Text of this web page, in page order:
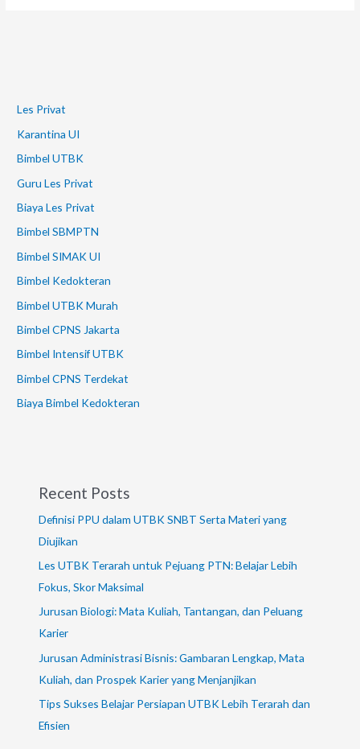
Les Privat
Karantina UI
Bimbel UTBK
Guru Les Privat
Biaya Les Privat
Bimbel SBMPTN
Bimbel SIMAK UI
Bimbel Kedokteran
Bimbel UTBK Murah
Bimbel CPNS Jakarta
Bimbel Intensif UTBK
Bimbel CPNS Terdekat
Biaya Bimbel Kedokteran
Recent Posts
Definisi PPU dalam UTBK SNBT Serta Materi yang
Diujikan
Les UTBK Terarah untuk Pejuang PTN: Belajar Lebih
Fokus, Skor Maksimal
Jurusan Biologi: Mata Kuliah, Tantangan, dan Peluang
Karier
Jurusan Administrasi Bisnis: Gambaran Lengkap, Mata
Kuliah, dan Prospek Karier yang Menjanjikan
Tips Sukses Belajar Persiapan UTBK Lebih Terarah dan
Efisien